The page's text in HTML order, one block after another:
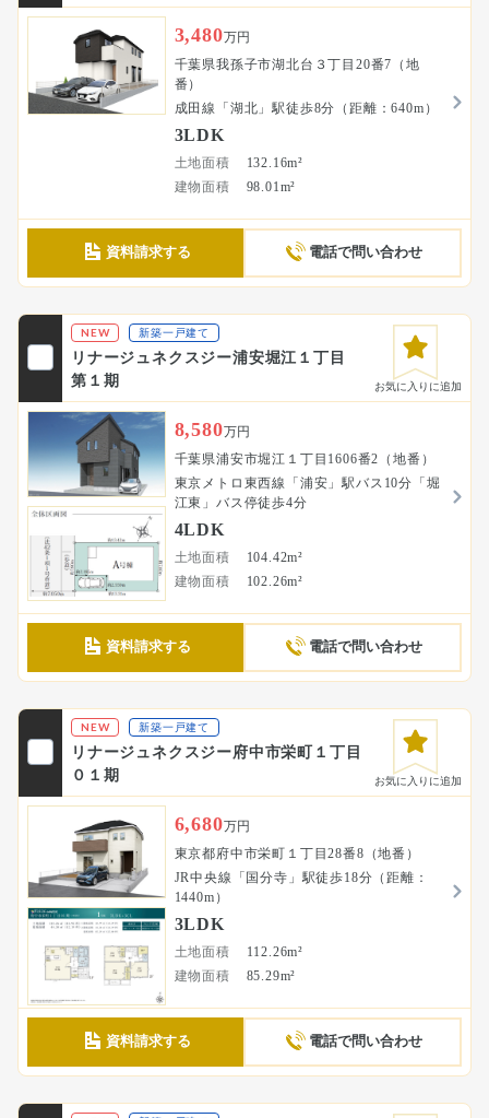
3,480万円
千葉県我孫子市湖北台３丁目20番7（地
番）
成田線「湖北」駅徒歩8分（距離：640m）
3LDK
土地面積
132.16m²
建物面積
98.01m²
資料請求する 電話で問い合わせ
NEW 新築一戸建て
リナージュネクスジー浦安堀江１丁目
第１期
お気に入りに追加
8,580万円
千葉県浦安市堀江１丁目1606番2（地番）
東京メトロ東西線「浦安」駅バス10分「堀
江東」バス停徒歩4分
4LDK
土地面積
104.42m²
建物面積
102.26m²
資料請求する 電話で問い合わせ
NEW 新築一戸建て
リナージュネクスジー府中市栄町１丁目
０１期
お気に入りに追加
6,680万円
東京都府中市栄町１丁目28番8（地番）
JR中央線「国分寺」駅徒歩18分（距離：
1440m）
3LDK
土地面積
112.26m²
建物面積
85.29m²
資料請求する 電話で問い合わせ